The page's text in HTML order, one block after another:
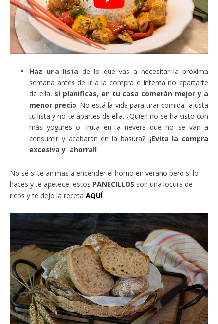
Haz una lista de lo que vas a necesitar la próxima
semana antes de ir a la compra e intenta no apartarte
de ella, si planificas, en tu casa comerán mejor y a
menor precio. No está la vida para tirar comida, ajusta
tu lista y no te apartes de ella. ¿Quien no se ha visto con
más yogures o fruta en la nevera que no se van a
consumir y acabarán en la basura? ¡¡Evita la compra
excesiva y ahorra!!
No sé si te animas a encender el horno en verano pero si lo
haces y te apetece, estos PANECILLOS son una locura de
ricos y te dejo la receta AQUÍ